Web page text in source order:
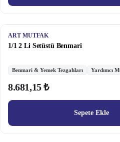
ART MUTFAK
1/1 2 Li Setüstü Benmari
Benmari & Yemek Tezgahları Yardımcı
8.681,15 ₺
Sepete Ekle